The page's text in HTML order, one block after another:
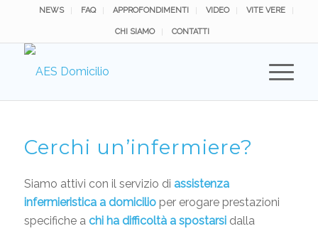
NEWS FAQ APPROFONDIMENTI VIDEO VITE VERE
CHI SIAMO CONTATTI
Cerchi un’infermiere?
Siamo attivi con il servizio di assistenza
infermieristica a domicilioper erogare prestazioni
specifiche a chi ha difficoltà a spostarsidalla